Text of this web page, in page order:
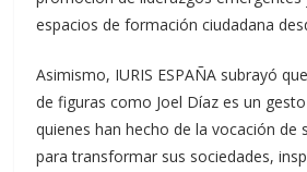
espacios de formación ciudadana
Asimismo, IURIS ESPAÑA subrayó
de figuras como Joel Díaz es un
quienes han hecho de la vocación de
para transformar sus sociedades,